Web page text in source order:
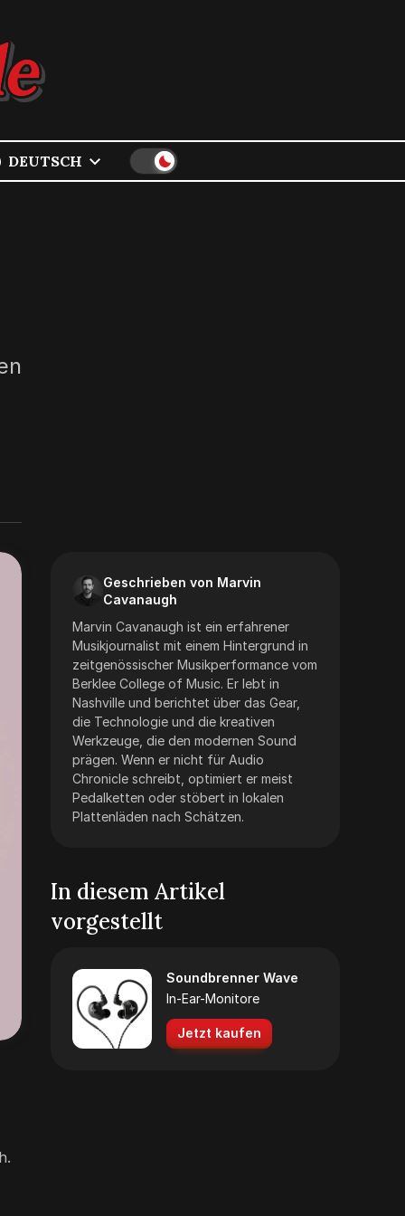
DEUTSCH
Geschrieben von Marvin
Cavanaugh
Marvin Cavanaugh ist ein erfahrener
Musikjournalist mit einem Hintergrund in
zeitgenössischer Musikperformance vom
Berklee College of Music. Er lebt in
Nashville und berichtet über das Gear,
die Technologie und die kreativen
Werkzeuge, die den modernen Sound
prägen. Wenn er nicht für Audio
Chronicle schreibt, optimiert er meist
Pedalketten oder stöbert in lokalen
Plattenläden nach Schätzen.
In diesem Artikel
vorgestellt
Soundbrenner Wave
In-Ear-Monitore
Jetzt kaufen